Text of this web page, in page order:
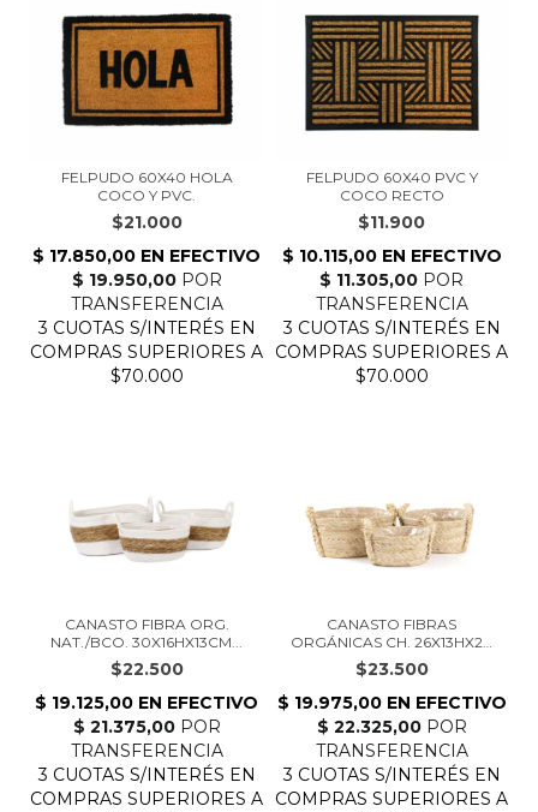
FELPUDO 60X40 HOLA
COCO Y PVC.
$21.000
FELPUDO 60X40 PVC Y
COCO RECTO
$11.900
CANASTO FIBRA ORG.
NAT./BCO. 30X16HX13CM...
$22.500
CANASTO FIBRAS
ORGÁNICAS CH. 26X13HX20
C...
$23.500